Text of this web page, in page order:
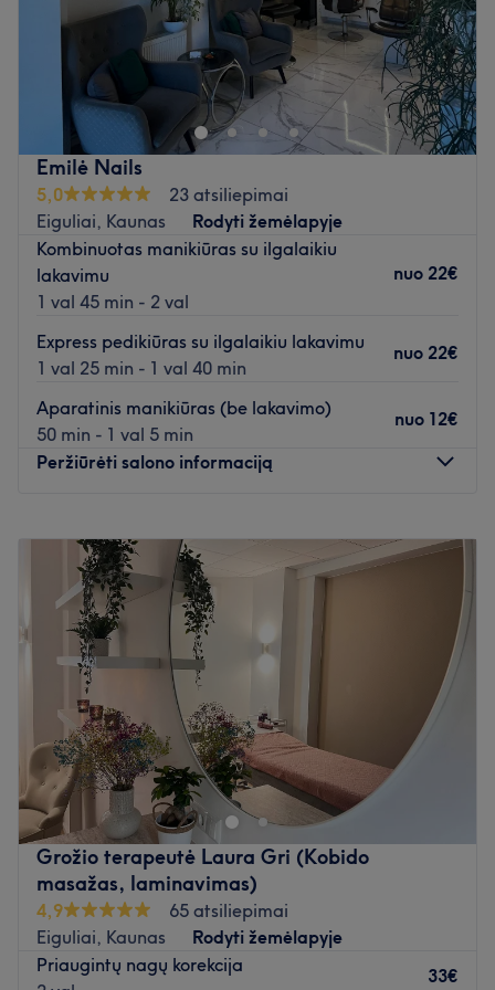
Palepinkite save salone Nagų Dizainas Kaune.
Artimiausias viešasis transportas:
Saloną yra lengva pasiekti autobusais: 20, 43 (Savanorių
pr. st.).
Komanda:
Meistrė yra patyrusi ir kruopšti savo darbo specialistė,
kuri užtikrins kokybiškai atliktas paslaugas bei
profesionalų aptarnavimą.
Kas mums patinka:
Atmosfera:rami ir profesionali.
Naudojami prekių ženklai ir produktai:salone naudojami
tik profesionalūs prekių ženklai ir produktai.
Papildomi akcentai:salonas yra lengvai pasiekiamas
Emilė Nails
5,0
23 atsiliepimai
Eiguliai, Kaunas
Rodyti žemėlapyje
Kombinuotas manikiūras su ilgalaikiu
lakavimu
1 val 45 min - 2 val
nuo 22€
Express pedikiūras su ilgalaikiu lakavimu
1 val 25 min - 1 val 40 min
nuo 22€
Aparatinis manikiūras (be lakavimo)
50 min - 1 val 5 min
nuo 12€
Peržiūrėti salono informaciją
Antradienis
08:00– 20:00
Trečiadienis
08:00
Ketvirtadienis
Penktadienis
Šeštadienis
Sekmadienis
Skirkite dėmesio savo nagams pas Emilę, kuri yra įsikūrusi
Kaune. Klasikinis manikiūras, rankų masažas ir ilgalaikis
nagų lakavimas - tai tik kelios šio puikaus nagų salono
siūlomų paslaugų.
Artimiausias viešasis transportas:
Saloną yra lengva pasiekti autobusais: 3, 19 bei
troleibusais: 5, 7, 8, 9, 10, 10A, 12, 14, 15, 16 (Pakraščio
g. A st.).
Grožio terapeutė Laura Gri (Kobido
masažas, laminavimas)
4,9
65 atsiliepimai
Eiguliai, Kaunas
Rodyti žemėlapyje
Priaugintų nagų korekcija
33€